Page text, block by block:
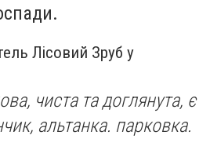
Лісовий Зруб у
чиста та доглянута, є
альтанка. парковка.